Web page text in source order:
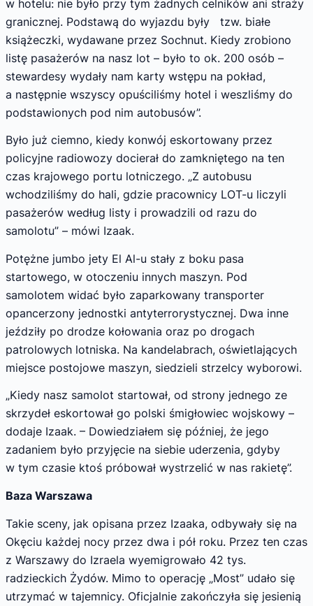
w hotelu: nie było przy tym żadnych celników ani straży
granicznej. Podstawą do wyjazdu były tzw. białe
książeczki, wydawane przez Sochnut. Kiedy zrobiono
listę pasażerów na nasz lot – było to ok. 200 osób –
stewardesy wydały nam karty wstępu na pokład,
a następnie wszyscy opuściliśmy hotel i weszliśmy do
podstawionych pod nim autobusów”.
Było już ciemno, kiedy konwój eskortowany przez
policyjne radiowozy docierał do zamkniętego na ten
czas krajowego portu lotniczego. „Z autobusu
wchodziliśmy do hali, gdzie pracownicy LOT-u liczyli
pasażerów według listy i prowadzili od razu do
samolotu” – mówi Izaak.
Potężne jumbo jety El Al-u stały z boku pasa
startowego, w otoczeniu innych maszyn. Pod
samolotem widać było zaparkowany transporter
opancerzony jednostki antyterrorystycznej. Dwa inne
jeździły po drodze kołowania oraz po drogach
patrolowych lotniska. Na kandelabrach, oświetlających
miejsce postojowe maszyn, siedzieli strzelcy wyborowi.
„Kiedy nasz samolot startował, od strony jednego ze
skrzydeł eskortował go polski śmigłowiec wojskowy –
dodaje Izaak. – Dowiedziałem się później, że jego
zadaniem było przyjęcie na siebie uderzenia, gdyby
w tym czasie ktoś próbował wystrzelić w nas rakietę”.
Baza Warszawa
Takie sceny, jak opisana przez Izaaka, odbywały się na
Okęciu każdej nocy przez dwa i pół roku. Przez ten czas
z Warszawy do Izraela wyemigrowało 42 tys.
radzieckich Żydów. Mimo to operację „Most” udało się
utrzymać w tajemnicy. Oficjalnie zakończyła się jesienią